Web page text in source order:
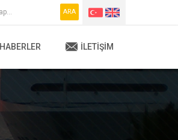
ARA
HABERLER İLETIŞIM